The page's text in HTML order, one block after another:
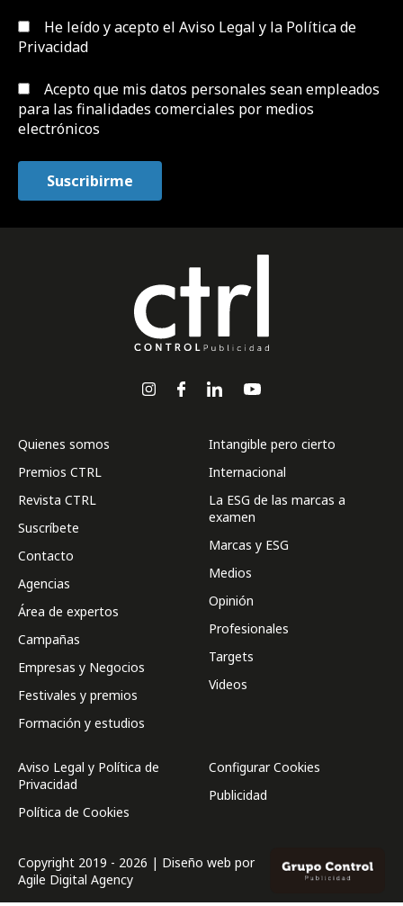
He leído y acepto el Aviso Legal y la Política de
Privacidad
Acepto que mis datos personales sean empleados
para las finalidades comerciales por medios
electrónicos
Quienes somos
Premios CTRL
Revista CTRL
Suscríbete
Contacto
Agencias
Área de expertos
Campañas
Empresas y Negocios
Festivales y premios
Formación y estudios
Intangible pero cierto
Internacional
La ESG de las marcas a
examen
Marcas y ESG
Medios
Opinión
Profesionales
Targets
Videos
Aviso Legal y Política de
Privacidad
Política de Cookies
Configurar Cookies
Publicidad
Copyright 2019 - 2026 | Diseño web por
Agile Digital Agency